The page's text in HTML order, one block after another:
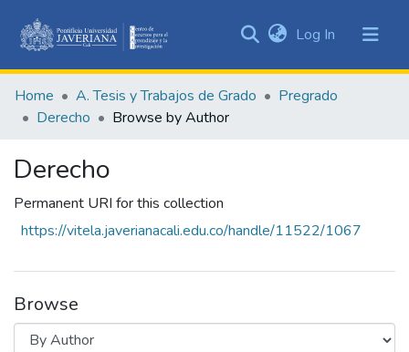
&
Collections
Log In (current)
Home A. Tesis y Trabajos de Grado
Pregrado
Derecho
Browse by Author
Derecho
Permanent URI for this collection
https://vitela.javerianacali.edu.co/handle/11522/1067
Browse